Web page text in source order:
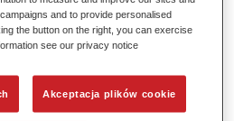
lakieru bezbarwnego Standocryl
Standocryl 2K
and to provide personalised
the button on the right, you can exercise
see our privacy notice
Akceptacja plików cookie